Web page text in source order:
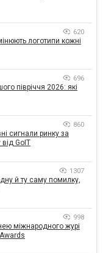
620
логотипи кожні
696
півріччя 2026: які
860
сигнали ринку за
GoIT
1307
й ту саму помилку,
998
міжнародного журі